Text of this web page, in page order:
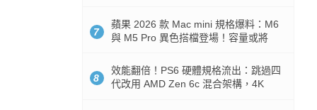
7
蘋果 2026 款 Mac mini 規格爆料：M6
與 M5 Pro 異色搭檔登場！容量或將
8
效能翻倍！PS6 硬體規格流出：跳過四
代改用 AMD Zen 6c 混合架構，4K